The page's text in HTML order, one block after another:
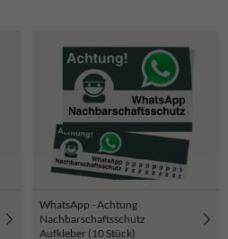
WhatsApp - Achtung
Nachbarschaftsschutz
Aufkleber (10 Stück)